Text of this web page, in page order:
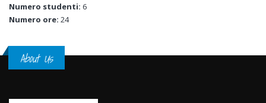
Numero studenti: 6
Numero ore: 24
About Us